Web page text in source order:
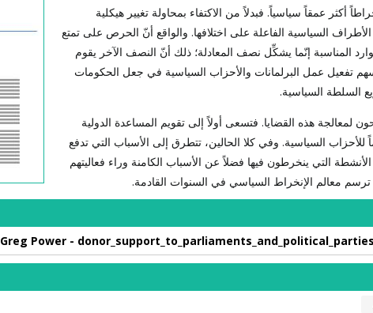
أكثر عمقاً سياسياً. فبدلاً من الاكتفاء بمحاولة تغيير هيكلية
السياسية الفاعلة على اختلافها. والواقع أنّ الحرص على تمتع
المناسبة إنّما يشكِّل نصف المعادلة؛ ذلك أنّ النصف الآخر يقوم
تفعيل عمل البرلمانات والأحزاب السياسية في جعل الحكومات
السلطة السياسية.
لمعالجة هذه القضايا. فتسعى أولاً إلى تقويم المساعدة الدولية
للأحزاب السياسية. وفي كلا الحالين، تتطرق إلى الأسباب التي تدفع
التي ينخرطون فيها فضلاً عن الأسباب الكامنة وراء فعاليتهم
ترسم معالم الإنخراط السياسي في السنوات القادمة.
Greg Power -